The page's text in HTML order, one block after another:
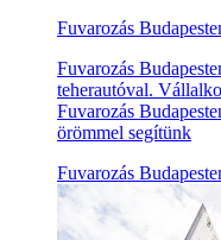
Fuvarozás
Fuvarozás
teherautóval.
Fuvarozás
örömmel segítünk
Fuvarozás